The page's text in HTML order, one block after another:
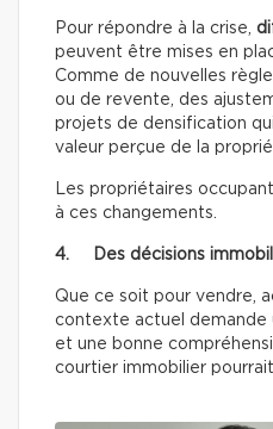
Pour répondre à la crise,
peuvent être mises en
Comme de nouvelles
ou de revente, des
projets de densification
valeur perçue de la
Les propriétaires
à ces changements.
4. Des décisions
Que ce soit pour vendre,
contexte actuel demande
et une bonne
courtier immobilier